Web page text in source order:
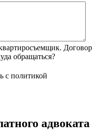
Договор
обращаться?
с политикой
адвоката